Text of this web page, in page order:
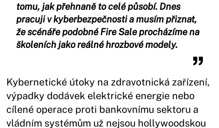
tomu, jak přehnaně to celé působí. Dnes
pracuji v kyberbezpečnosti a musím přiznat,
že scénáře podobné Fire Sale procházíme na
školeních jako reálné hrozbové modely.
Kybernetické útoky na zdravotnická zařízení,
výpadky dodávek elektrické energie nebo
cílené operace proti bankovnímu sektoru a
vládním systémům už nejsou hollywoodskou